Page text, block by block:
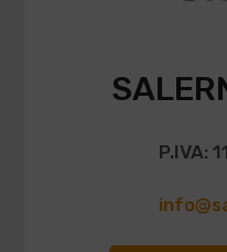
P.IVA: